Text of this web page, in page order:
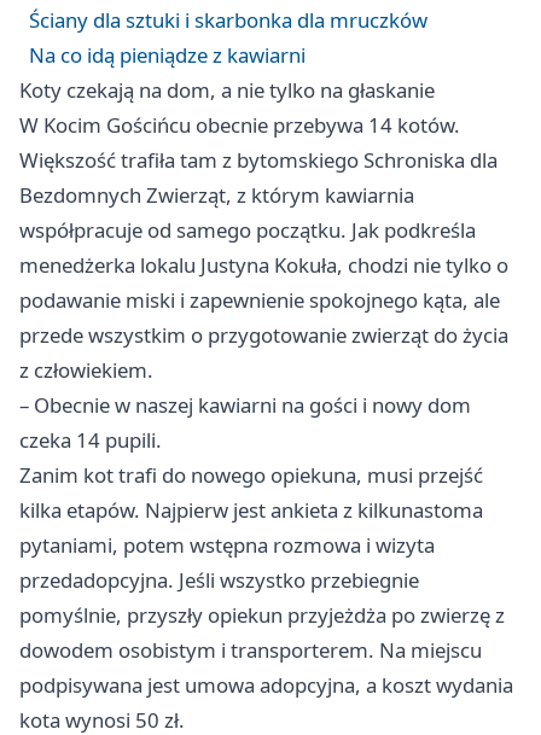
Ściany dla sztuki i skarbonka dla mruczków
Na co idą pieniądze z kawiarni
Koty czekają na dom, a nie tylko na głaskanie
W Kocim Gościńcu obecnie przebywa 14 kotów.
Większość trafiła tam z bytomskiego Schroniska dla
Bezdomnych Zwierząt, z którym kawiarnia
współpracuje od samego początku. Jak podkreśla
menedżerka lokalu Justyna Kokuła, chodzi nie tylko o
podawanie miski i zapewnienie spokojnego kąta, ale
przede wszystkim o przygotowanie zwierząt do życia
z człowiekiem.
– Obecnie w naszej kawiarni na gości i nowy dom
czeka 14 pupili.
Zanim kot trafi do nowego opiekuna, musi przejść
kilka etapów. Najpierw jest ankieta z kilkunastoma
pytaniami, potem wstępna rozmowa i wizyta
przedadopcyjna. Jeśli wszystko przebiegnie
pomyślnie, przyszły opiekun przyjeżdża po zwierzę z
dowodem osobistym i transporterem. Na miejscu
podpisywana jest umowa adopcyjna, a koszt wydania
kota wynosi 50 zł.